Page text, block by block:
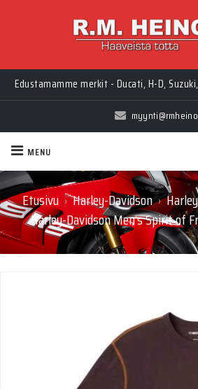
Edustamamme merkit - Ducati, H-D,
MENU
Etusivu › Harley-Davidson ›
Harley-Davidson Men’s Spirit of